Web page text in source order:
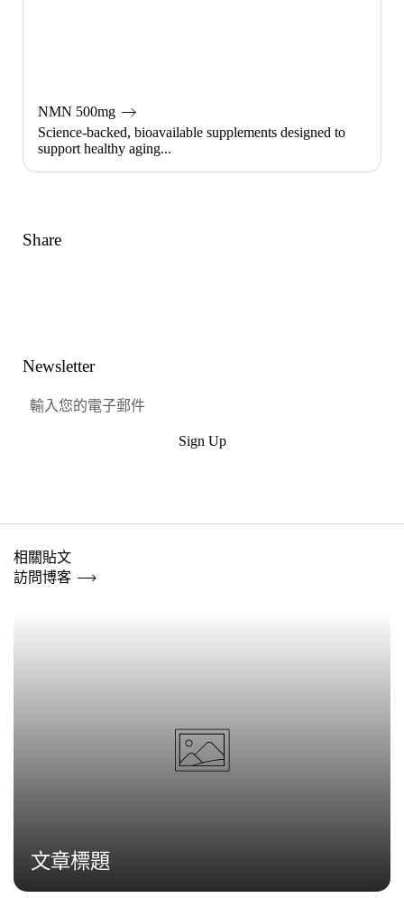
Share
Newsletter
提交
Sign Up
NMN 500mg
Science-backed, bioavailable supplements designed to
support healthy aging...
相關貼文
訪問博客
文章標題